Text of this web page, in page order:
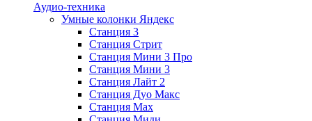
Аудио-техника
Умные колонки Яндекс
Станция 3
Станция Стрит
Станция Мини 3 Про
Станция Мини 3
Станция Лайт 2
Станция Дуо Макс
Станция Max